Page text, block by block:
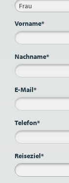
Frau
Vorname*
Nachname*
E-Mail*
Telefon*
Reiseziel*